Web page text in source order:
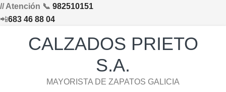
// Atención 📞 982510151
📲683 46 88 04
CALZADOS PRIETO
S.A.
MAYORISTA DE ZAPATOS GALICIA